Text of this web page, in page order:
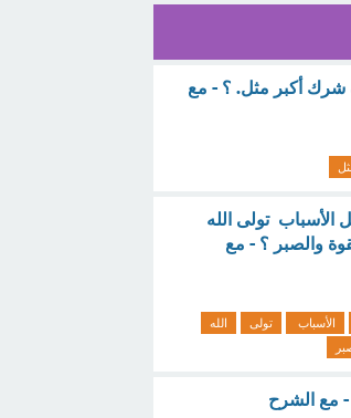
شرك أكبر مثل. ؟ - مع
الأسباب تولى الله
والصبر ؟ - مع
الأسباب تولى
الله
- مع الشرح